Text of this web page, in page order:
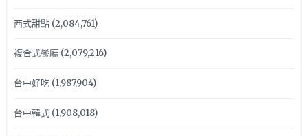
西式甜點(2,084,761)
複合式餐廳(2,079,216)
台中好吃(1,987,904)
台中韓式(1,908,018)